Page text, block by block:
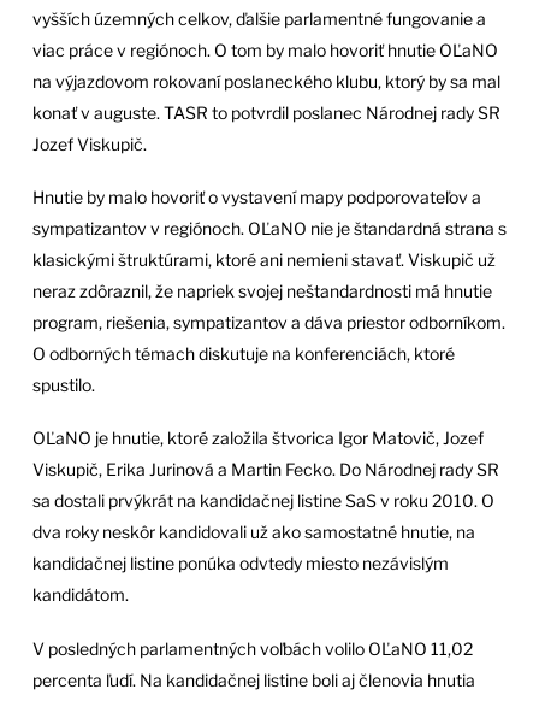
vyšších územných celkov, ďalšie parlamentné fungovanie a
viac práce v regiónoch. O tom by malo hovoriť hnutie OĽaNO
na výjazdovom rokovaní poslaneckého klubu, ktorý by sa mal
konať v auguste. TASR to potvrdil poslanec Národnej rady SR
Jozef Viskupič.
Hnutie by malo hovoriť o vystavení mapy podporovateľov a
sympatizantov v regiónoch. OĽaNO nie je štandardná strana s
klasickými štruktúrami, ktoré ani nemieni stavať. Viskupič už
neraz zdôraznil, že napriek svojej neštandardnosti má hnutie
program, riešenia, sympatizantov a dáva priestor odborníkom.
O odborných témach diskutuje na konferenciách, ktoré
spustilo.
OĽaNO je hnutie, ktoré založila štvorica Igor Matovič, Jozef
Viskupič, Erika Jurinová a Martin Fecko. Do Národnej rady SR
sa dostali prvýkrát na kandidačnej listine SaS v roku 2010. O
dva roky neskôr kandidovali už ako samostatné hnutie, na
kandidačnej listine ponúka odvtedy miesto nezávislým
kandidátom.
V posledných parlamentných voľbách volilo OĽaNO 11,02
percenta ľudí. Na kandidačnej listine boli aj členovia hnutia